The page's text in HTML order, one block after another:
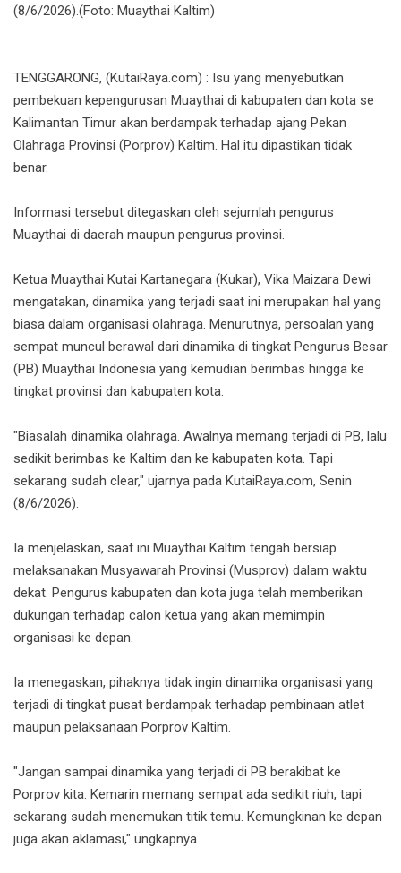
(8/6/2026).(Foto: Muaythai Kaltim)
TENGGARONG, (KutaiRaya.com) : Isu yang menyebutkan
pembekuan kepengurusan Muaythai di kabupaten dan kota se
Kalimantan Timur akan berdampak terhadap ajang Pekan
Olahraga Provinsi (Porprov) Kaltim. Hal itu dipastikan tidak
benar.
Informasi tersebut ditegaskan oleh sejumlah pengurus
Muaythai di daerah maupun pengurus provinsi.
Ketua Muaythai Kutai Kartanegara (Kukar), Vika Maizara Dewi
mengatakan, dinamika yang terjadi saat ini merupakan hal yang
biasa dalam organisasi olahraga. Menurutnya, persoalan yang
sempat muncul berawal dari dinamika di tingkat Pengurus Besar
(PB) Muaythai Indonesia yang kemudian berimbas hingga ke
tingkat provinsi dan kabupaten kota.
"Biasalah dinamika olahraga. Awalnya memang terjadi di PB, lalu
sedikit berimbas ke Kaltim dan ke kabupaten kota. Tapi
sekarang sudah clear," ujarnya pada KutaiRaya.com, Senin
(8/6/2026).
Ia menjelaskan, saat ini Muaythai Kaltim tengah bersiap
melaksanakan Musyawarah Provinsi (Musprov) dalam waktu
dekat. Pengurus kabupaten dan kota juga telah memberikan
dukungan terhadap calon ketua yang akan memimpin
organisasi ke depan.
Ia menegaskan, pihaknya tidak ingin dinamika organisasi yang
terjadi di tingkat pusat berdampak terhadap pembinaan atlet
maupun pelaksanaan Porprov Kaltim.
"Jangan sampai dinamika yang terjadi di PB berakibat ke
Porprov kita. Kemarin memang sempat ada sedikit riuh, tapi
sekarang sudah menemukan titik temu. Kemungkinan ke depan
juga akan aklamasi," ungkapnya.